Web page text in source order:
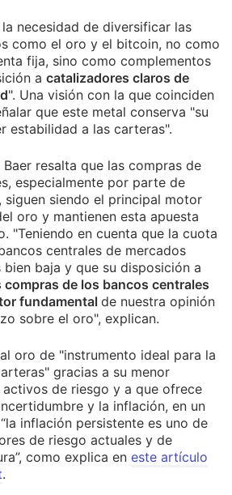
necesidad de diversificar las
como el oro y el bitcoin, no como
fija, sino como complementos
a catalizadores claros de
". Una visión con la que coinciden
que este metal conserva "su
estabilidad a las carteras".
resalta que las compras de
especialmente por parte de
siguen siendo el principal motor
oro y mantienen esta apuesta
"Teniendo en cuenta que la cuota
centrales de mercados
bien baja y que su disposición a
compras de los bancos centrales
fundamental de nuestra opinión
sobre el oro", explican.
oro de "instrumento ideal para la
gracias a su menor
de riesgo y a que ofrece
y la inflación, en un
inflación persistente es uno de
de riesgo actuales y de
como explica en este artículo
.